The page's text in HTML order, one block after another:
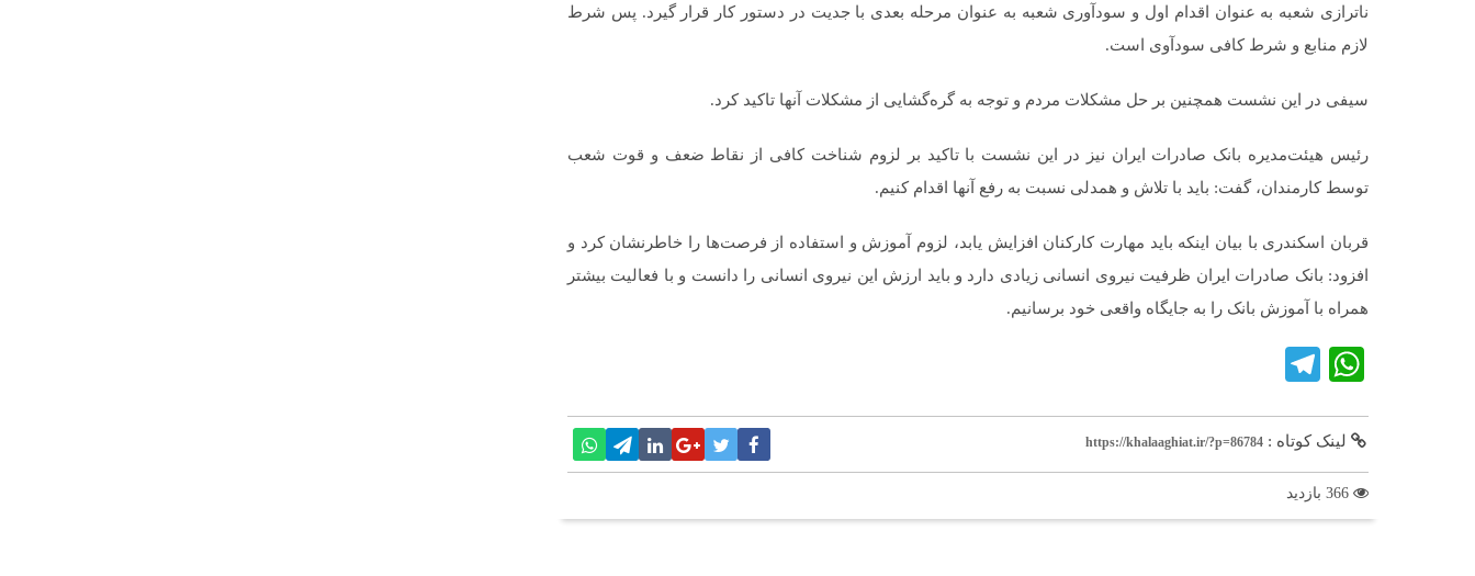
ناترازی شعبه به عنوان اقدام اول و سودآوری شعبه به عنوان مرحله بعدی با جدیت در دستور کار قرار گیرد. پس شرط
لازم منابع و شرط کافی سودآوی است.
سیفی در این نشست همچنین بر حل مشکلات مردم و توجه به گره‌گشایی از مشکلات آنها تاکید کرد.
رئیس هیئت‌مدیره بانک صادرات ایران نیز در این نشست با تاکید بر لزوم شناخت کافی از نقاط ضعف و قوت شعب
توسط کارمندان، گفت: باید با تلاش و همدلی نسبت به رفع آنها اقدام کنیم.
قربان اسکندری با بیان اینکه باید مهارت کارکنان افزایش یابد، لزوم آموزش و استفاده از فرصت‌ها را خاطرنشان کرد و
افزود: بانک صادرات ایران ظرفیت نیروی انسانی زیادی دارد و باید ارزش این نیروی انسانی را دانست و با فعالیت بیشتر
همراه با آموزش بانک را به جایگاه واقعی خود برسانیم.
WhatsApp
لینک کوتاه : https://khalaaghiat.ir/?p=86784